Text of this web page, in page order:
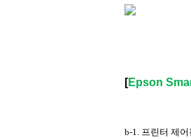
[Epson
b-1. 프린터 제